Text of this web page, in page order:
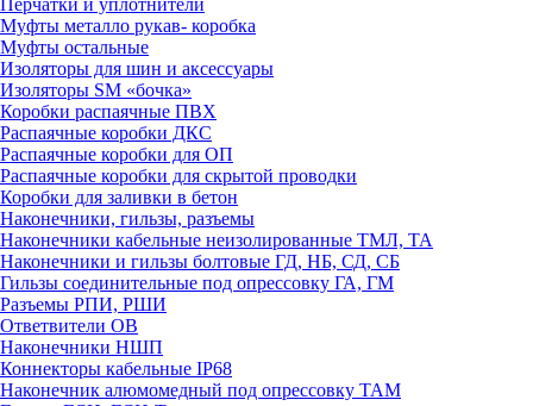
Перчатки и уплотнители
Муфты металло рукав- коробка
Муфты остальные
Изоляторы для шин и аксессуары
Изоляторы SM «бочка»
Коробки распаячные ПВХ
Распаячные коробки ДКС
Распаячные коробки для ОП
Распаячные коробки для скрытой проводки
Коробки для заливки в бетон
Наконечники, гильзы, разъемы
Наконечники кабельные неизолированные ТМЛ, ТА
Наконечники и гильзы болтовые ГД, НБ, СД, СБ
Гильзы соединительные под опрессовку ГА, ГМ
Разъемы РПИ, РШИ
Ответвители ОВ
Наконечники НШП
Коннекторы кабельные IP68
Наконечник алюмомедный под опрессовку ТАМ